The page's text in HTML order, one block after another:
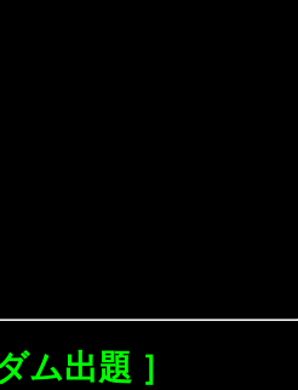
ム出題 ］